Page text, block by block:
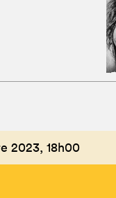
2023, 18h00